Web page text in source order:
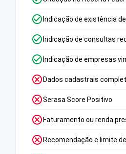
Indicação de existência
Indicação de consultas
Indicação de empresas
Dados cadastrais
Serasa Score Positivo
Faturamento ou renda
Recomendação e limite